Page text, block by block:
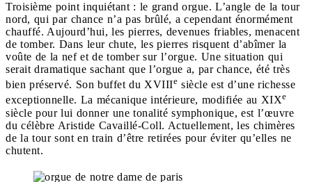
Troisième point inquiétant : le grand orgue. L’angle de la tour
nord, qui par chance n’a pas brûlé, a cependant énormément
chauffé. Aujourd’hui, les pierres, devenues friables, menacent
de tomber. Dans leur chute, les pierres risquent d’abîmer la
voûte de la nef et de tomber sur l’orgue. Une situation qui
serait dramatique sachant que l’orgue a, par chance, été très
bien préservé. Son buffet du XVIIIe siècle est d’une richesse
exceptionnelle. La mécanique intérieure, modifiée au XIXe
siècle pour lui donner une tonalité symphonique, est l’œuvre
du célèbre Aristide Cavaillé-Coll. Actuellement, les chimères
de la tour sont en train d’être retirées pour éviter qu’elles ne
chutent.